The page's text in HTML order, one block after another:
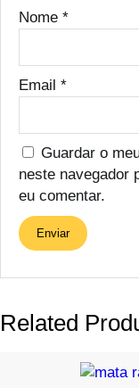
Nome *
Email *
Guardar o
neste navegador
eu comentar.
Related